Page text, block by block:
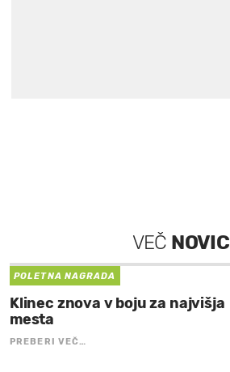
VEČ NOVIC
POLETNA NAGRADA
Klinec znova v boju za najvišja
mesta
PREBERI VEČ…